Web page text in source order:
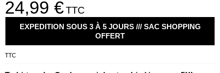
24,99 €TTC
EXPEDITION SOUS 3 À 5 JOURS /// SAC SHOPPING
OFFERT
TTC